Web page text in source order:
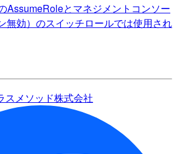
AssumeRoleとマネジメントコンソー
無効）のスイッチロールでは使用され
スメソッド株式会社